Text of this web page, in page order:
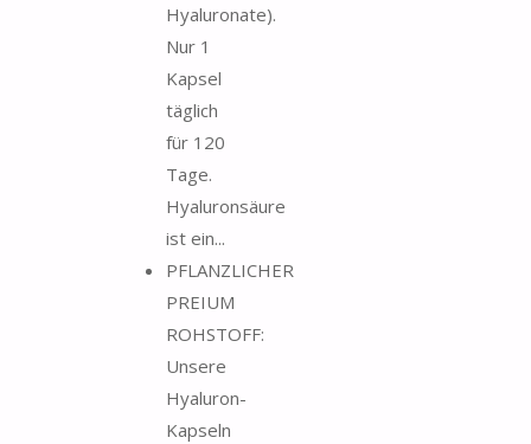
Hyaluronate).
Nur 1
Kapsel
täglich
für 120
Tage.
Hyaluronsäure
ist ein...
PFLANZLICHER
PREIUM
ROHSTOFF:
Unsere
Hyaluron-
Kapseln